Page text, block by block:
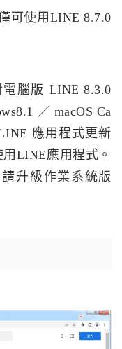
可使用LINE 8.7.0
腦版 LINE 8.3.0
／ macOS Ca
應用程式更新
LINE應用程式。
升級作業系統版